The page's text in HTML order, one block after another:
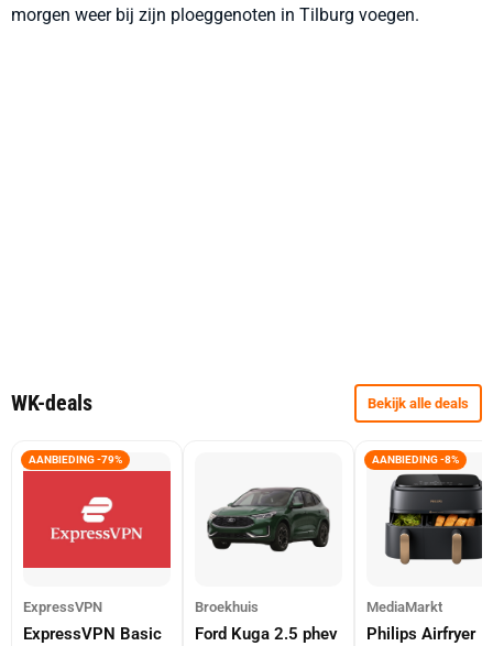
morgen weer bij zijn ploeggenoten in Tilburg voegen.
WK-deals Bekijk alle deals
AANBIEDING -79%
ExpressVPN
ExpressVPN Basic
Broekhuis
Ford Kuga 2.5 phev
AANBIEDING -8%
MediaMarkt
Philips Airfryer